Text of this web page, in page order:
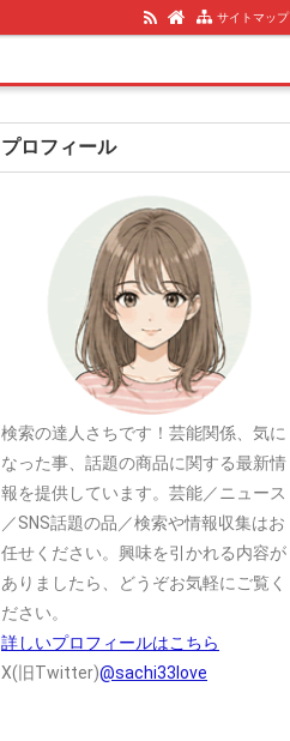
サイトマップ
プロフィール
検索の達人さちです！芸能関係、気に
なった事、話題の商品に関する最新情
報を提供しています。芸能／ニュース
／SNS話題の品／検索や情報収集はお
任せください。興味を引かれる内容が
ありましたら、どうぞお気軽にご覧く
ださい。
詳しいプロフィールはこちら
X(旧Twitter)@sachi33love